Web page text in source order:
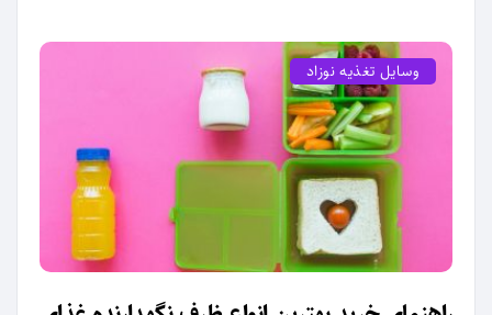
وسایل تغذیه نوزاد